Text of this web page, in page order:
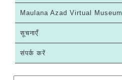
Maulana Azad Virtual Museum
सूचनाएँ
संपर्क करें